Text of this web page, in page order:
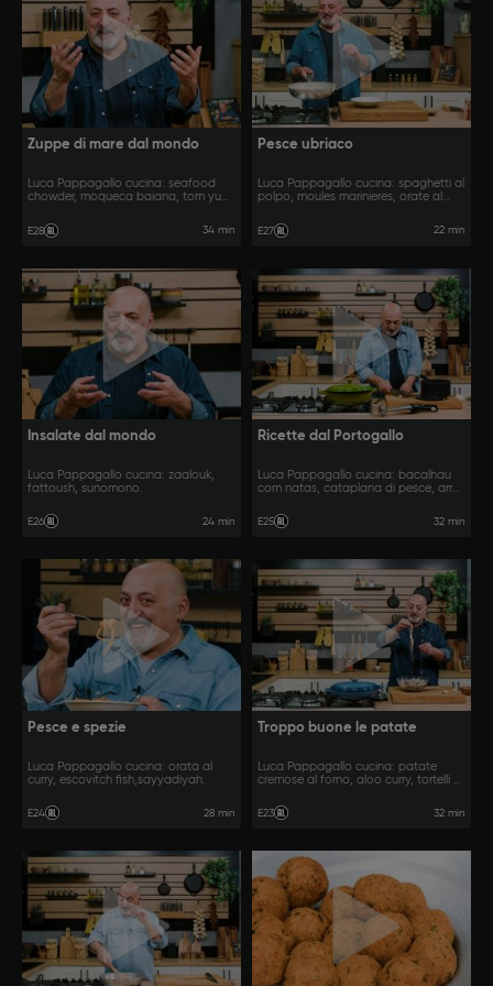
Zuppe di mare dal mondo
Luca Pappagallo cucina: seafood
chowder, moqueca baiana, tom yum
E28 34 min
Pesce ubriaco
Luca Pappagallo cucina: spaghetti al
polpo, moules marinieres, orate al
E27 22 min
Insalate dal mondo
Luca Pappagallo cucina: zaalouk,
fattoush, sunomono.
E26 24 min
Ricette dal Portogallo
Luca Pappagallo cucina: bacalhau
com natas, cataplana di pesce, arroz
E25 32 min
Pesce e spezie
Luca Pappagallo cucina: orata al
curry, escovitch fish,sayyadiyah.
E24 28 min
Troppo buone le patate
Luca Pappagallo cucina: patate
cremose al forno, aloo curry, tortelli di
E23 32 min